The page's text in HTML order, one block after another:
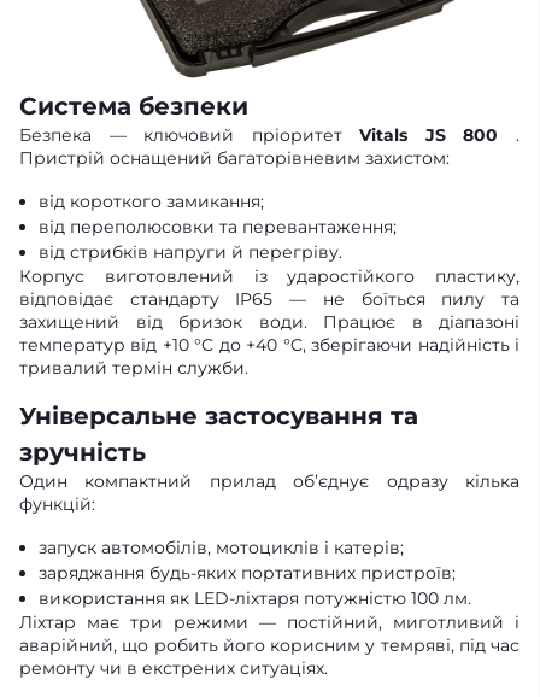
Система безпеки
Безпека — ключовий пріоритетVitals JS 800 .
Пристрій оснащений багаторівневим захистом:
від короткого замикання;
від переполюсовки та перевантаження;
від стрибків напруги й перегріву.
Корпус виготовлений із ударостійкого пластику,
відповідає стандарту IP65 — не боїться пилу та
захищений від бризок води. Працює в діапазоні
температур від +10 °C до +40 °C, зберігаючи надійність і
тривалий термін служби.
Універсальне застосування та
зручність
Один компактний прилад об’єднує одразу кілька
функцій:
запуск автомобілів, мотоциклів і катерів;
заряджання будь-яких портативних пристроїв;
використання як LED-ліхтаря потужністю 100 лм.
Ліхтар має три режими — постійний, миготливий і
аварійний, що робить його корисним у темряві, під час
ремонту чи в екстрених ситуаціях.